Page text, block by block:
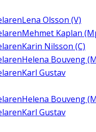
Lena Olsson (V)
Mehmet Kaplan
Karin Nilsson (C)
Helena Bouveng
Karl Gustav
Helena Bouveng
Karl Gustav